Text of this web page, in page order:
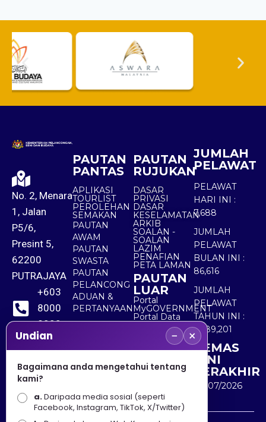
No. 2, Menara
1, Jalan
P5/6,
Presint 5,
62200
PUTRAJAYA
+603
8000
8000
+603
8891
7100
PAUTAN
PANTAS
APLIKASI
TOURLIST
PEROLEHAN
SEMAKAN
PAUTAN
AWAM
PAUTAN
SWASTA
PAUTAN
PELANCONG
ADUAN &
PERTANYAAN
PAUTAN
RUJUKAN
DASAR
PRIVASI
DASAR
KESELAMATAN
ARKIB
SOALAN -
SOALAN
LAZIM
PENAFIAN
PETA LAMAN
PAUTAN
LUAR
Portal
MyGOVERNMENT
Portal Data
Terbuka
Sektor Awam
JUMLAH
PELAWAT
PELAWAT
HARI INI :
7,688
JUMLAH
PELAWAT
BULAN INI :
86,616
JUMLAH
PELAWAT
TAHUN INI :
5,489,201
KEMAS
KINI
TERAKHIR
30/07/2026
Undian − ×
Bagaimana anda mengetahui tentang
kami?
a.Daripada media sosial (seperti
Facebook, Instagram, TikTok, X/Twitter)